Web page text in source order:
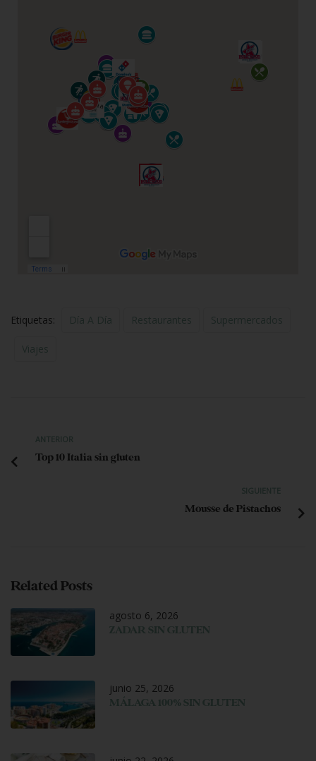
Etiquetas: Día A Día Restaurantes Supermercados
Viajes
ANTERIOR
Top 10 Italia sin gluten
SIGUIENTE
Mousse de Pistachos
Related Posts
agosto 6, 2026
ZADAR SIN GLUTEN
junio 25, 2026
MÁLAGA 100% SIN GLUTEN